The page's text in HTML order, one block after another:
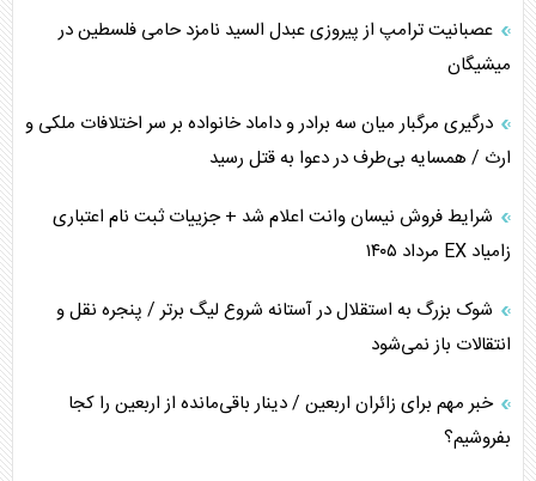
عصبانیت ترامپ از پیروزی عبدل السید نامزد حامی فلسطین در
میشیگان
درگیری مرگبار میان سه برادر و داماد خانواده بر سر اختلافات ملکی و
ارث / همسایه بی‌طرف در دعوا به قتل رسید
شرایط فروش نیسان وانت اعلام شد + جزییات ثبت نام اعتباری
زامیاد EX مرداد ۱۴۰۵
شوک بزرگ به استقلال در آستانه شروع لیگ برتر / پنجره نقل و
انتقالات باز نمی‌شود
خبر مهم برای زائران اربعین / دینار باقی‌مانده از اربعین را کجا
بفروشیم؟